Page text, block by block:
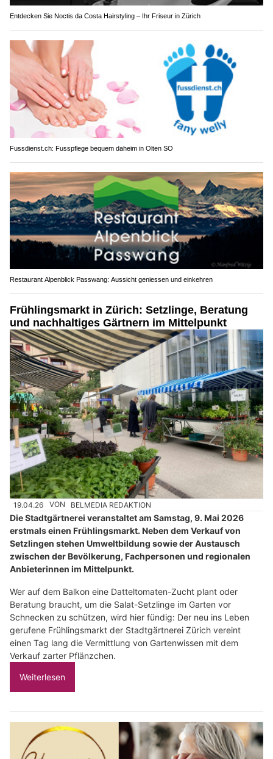
Entdecken Sie Noctis da Costa Hairstyling – Ihr Friseur in Zürich
Fussdienst.ch: Fusspflege bequem daheim in Olten SO
Restaurant Alpenblick Passwang: Aussicht geniessen und einkehren
Frühlingsmarkt in Zürich: Setzlinge, Beratung
und nachhaltiges Gärtnern im Mittelpunkt
19.04.26 VON BELMEDIA REDAKTION
Die Stadtgärtnerei veranstaltet am Samstag, 9. Mai 2026
erstmals einen Frühlingsmarkt. Neben dem Verkauf von
Setzlingen stehen Umweltbildung sowie der Austausch
zwischen der Bevölkerung, Fachpersonen und regionalen
Anbieterinnen im Mittelpunkt.
Wer auf dem Balkon eine Datteltomaten-Zucht plant oder
Beratung braucht, um die Salat-Setzlinge im Garten vor
Schnecken zu schützen, wird hier fündig: Der neu ins Leben
gerufene Frühlingsmarkt der Stadtgärtnerei Zürich vereint
einen Tag lang die Vermittlung von Gartenwissen mit dem
Verkauf zarter Pflänzchen.
Weiterlesen